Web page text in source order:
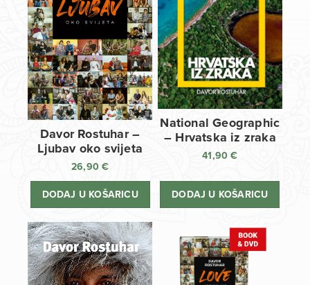
Davor Rostuhar –
Ljubav oko svijeta
26,90€
DODAJ U KOŠARICU
National Geographic
– Hrvatska iz zraka
41,90€
DODAJ U KOŠARICU